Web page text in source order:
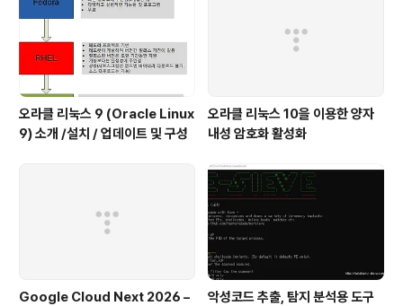
오라클 리눅스 9 (Oracle Linux
9) 소개 /설치 / 업데이트 및 구성
오라클 리눅스 10을 이용한 양자
내성 암호화 활성화
Google Cloud Next 2026 –
악성코드 추출, 탐지 분석용 도구